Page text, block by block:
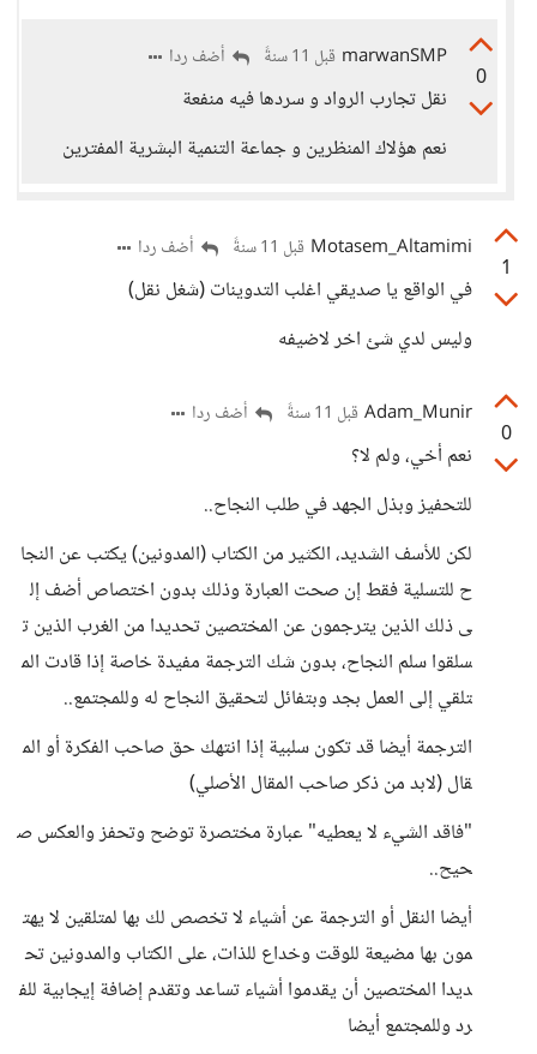
0
marwanSMP قبل 11 سنةً أضف ردا
نقل تجارب الرواد و سردها فيه منفعة
نعم هؤلاك المنظرين و جماعة التنمية البشرية المفترين
1
Motasem_Altamimi قبل 11 سنةً أضف ردا
في الواقع يا صديقي اغلب التدوينات (شغل نقل)
وليس لدي شئ اخر لاضيفه
0
Adam_Munir قبل 11 سنةً أضف ردا
نعم أخي، ولم لا؟
للتحفيز وبذل الجهد في طلب النجاح..
لكن للأسف الشديد، الكثير من الكتاب (المدونين) يكتب عن النجا
ح للتسلية فقط إن صحت العبارة وذلك بدون اختصاص أضف إل
ى ذلك الذين يترجمون عن المختصين تحديدا من الغرب الذين ت
سلقوا سلم النجاح، بدون شك الترجمة مفيدة خاصة إذا قادت الم
تلقي إلى العمل بجد وبتفائل لتحقيق النجاح له وللمجتمع..
الترجمة أيضا قد تكون سلبية إذا انتهك حق صاحب الفكرة أو الم
قال (لابد من ذكر صاحب المقال الأصلي)
"فاقد الشيء لا يعطيه" عبارة مختصرة توضح وتحفز والعكس ص
حيح..
أيضا النقل أو الترجمة عن أشياء لا تخصص لك بها لمتلقين لا يهت
مون بها مضيعة للوقت وخداع للذات، على الكتاب والمدونين تح
ديدا المختصين أن يقدموا أشياء تساعد وتقدم إضافة إيجابية للف
رد وللمجتمع أيضا